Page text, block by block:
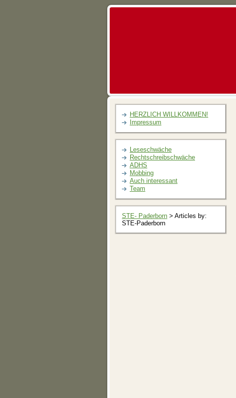
HERZLICH WILLKOMMEN!
Impressum
Leseschwäche
Rechtschreibschwäche
ADHS
Mobbing
Auch interessant
Team
STE- Paderborn > Articles by:
STE-Paderborn